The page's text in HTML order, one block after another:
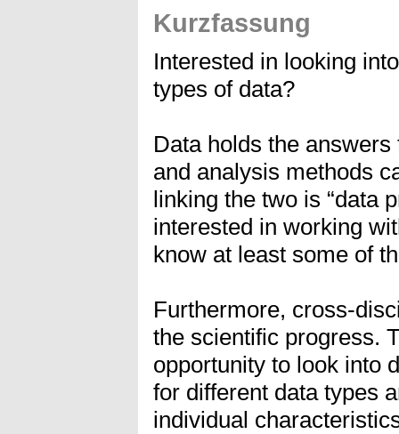
Kurzfassung
Interested in looking
types of data?
Data holds the
and analysis methods
linking the two is “data
interested in working
know at least some of
Furthermore, cross-
the scientific progress.
opportunity to look into
for different data types
individual